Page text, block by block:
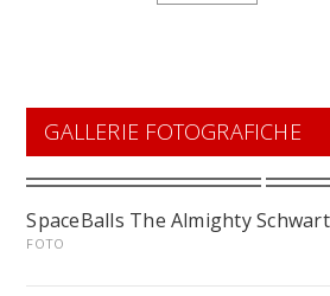
GALLERIE FOTOGRAFICHE
SpaceBalls The Almighty
FOTO